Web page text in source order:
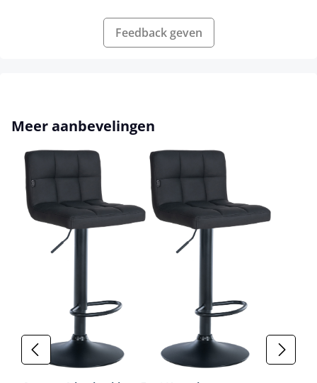
Feedback geven
Productgalerij overslaan
Meer aanbevelingen